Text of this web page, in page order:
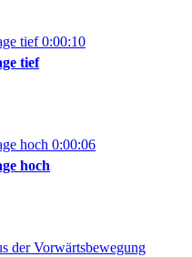
0:00:10
tief
0:00:06
hoch